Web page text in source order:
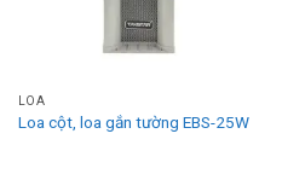
LOA
Loa cột, loa gắn tường EBS-25W